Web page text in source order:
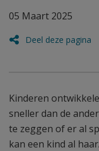
05 Maart 2025
Deel deze pagina
Kinderen
sneller dan de
te zeggen of er al
kan een kind al